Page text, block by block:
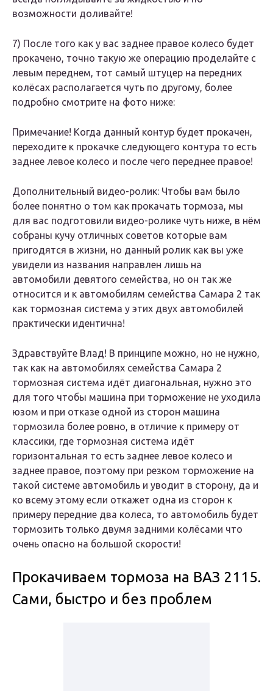
возможности доливайте!
7) После того как у вас заднее правое колесо будет
прокачено, точно такую же операцию проделайте с
левым переднем, тот самый штуцер на передних
колёсах располагается чуть по другому, более
подробно смотрите на фото ниже:
Примечание! Когда данный контур будет прокачен,
переходите к прокачке следующего контура то есть
заднее левое колесо и после чего переднее правое!
Дополнительный видео-ролик: Чтобы вам было
более понятно о том как прокачать тормоза, мы
для вас подготовили видео-ролике чуть ниже, в нём
собраны кучу отличных советов которые вам
пригодятся в жизни, но данный ролик как вы уже
увидели из названия направлен лишь на
автомобили девятого семейства, но он так же
относится и к автомобилям семейства Самара 2 так
как тормозная система у этих двух автомобилей
практически идентична!
Здравствуйте Влад! В принципе можно, но не нужно,
так как на автомобилях семейства Самара 2
тормозная система идёт диагональная, нужно это
для того чтобы машина при торможение не уходила
юзом и при отказе одной из сторон машина
тормозила более ровно, в отличие к примеру от
классики, где тормозная система идёт
горизонтальная то есть заднее левое колесо и
заднее правое, поэтому при резком торможение на
такой системе автомобиль и уводит в сторону, да и
ко всему этому если откажет одна из сторон к
примеру передние два колеса, то автомобиль будет
тормозить только двумя задними колёсами что
очень опасно на большой скорости!
Прокачиваем тормоза на ВАЗ 2115.
Сами, быстро и без проблем